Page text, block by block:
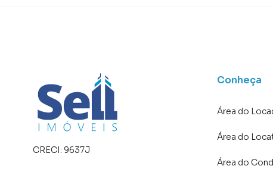
CRECI: 9637J
Conheça
Área do
Área do
Área do